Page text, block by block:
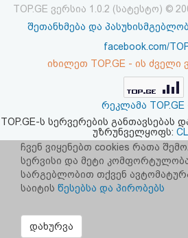
კოდი
შეთანხმება
პასუხისმგებლობის
უარყოფა
TOP.GE ვერსია 1.0.2 (სატესტო) ©
შეთანხმება და
facebook.com/
იხილეთ TOP.GE - ის ძველი
რეკლამა TOP.GE
TOP.GE-ს სერვერების განთავსებას
უზრუნველყოფს:
ჩვენ ვიყენებთ cookies რათა
სერვისი და მეტი
სარგებლობით თქვენ
საიტის წესებსა და პირობებს
დახურვა